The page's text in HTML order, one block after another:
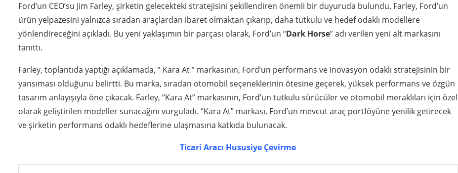
Ford’un CEO’su Jim Farley, şirketin gelecekteki stratejisini şekillendiren önemli bir duyuruda bulundu. Farley, Ford’un
ürün yelpazesini yalnızca sıradan araçlardan ibaret olmaktan çıkarıp, daha tutkulu ve hedef odaklı modellere
yönlendireceğini açıkladı. Bu yeni yaklaşımın bir parçası olarak, Ford’un “Dark Horse” adı verilen yeni alt markasını
tanıttı.
Farley, toplantıda yaptığı açıklamada, ” Kara At ” markasının, Ford’un performans ve inovasyon odaklı stratejisinin bir
yansıması olduğunu belirtti. Bu marka, sıradan otomobil seçeneklerinin ötesine geçerek, yüksek performans ve özgün
tasarım anlayışıyla öne çıkacak. Farley, “Kara At” markasının, Ford’un tutkulu sürücüler ve otomobil meraklıları için özel
olarak geliştirilen modeller sunacağını vurguladı. “Kara At” markası, Ford’un mevcut araç portföyüne yenilik getirecek
ve şirketin performans odaklı hedeflerine ulaşmasına katkıda bulunacak.
Ticari Aracı Hususiye Çevirme